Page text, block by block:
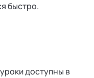
быстро.
доступны в